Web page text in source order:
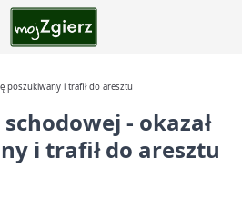
poszukiwany i trafił do aresztu
- okazał
i trafił do aresztu